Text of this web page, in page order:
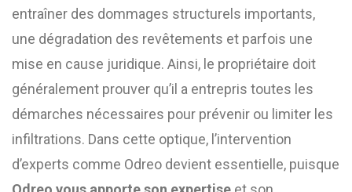
entraîner des dommages structurels importants,
une dégradation des revêtements et parfois une
mise en cause juridique. Ainsi, le propriétaire doit
généralement prouver qu’il a entrepris toutes les
démarches nécessaires pour prévenir ou limiter les
infiltrations. Dans cette optique, l’intervention
d’experts comme Odreo devient essentielle, puisque